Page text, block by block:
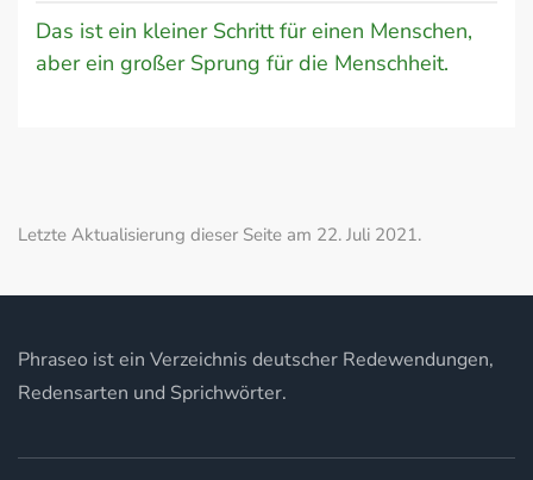
Das ist ein kleiner Schritt für einen Menschen,
aber ein großer Sprung für die Menschheit.
Letzte Aktualisierung dieser Seite am 22. Juli 2021.
Phraseo ist ein Verzeichnis deutscher Redewendungen,
Redensarten und Sprichwörter.